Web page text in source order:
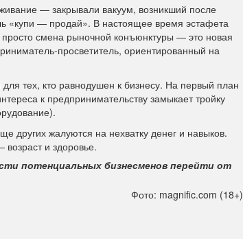
— закрывали вакуум, возникший после
«купи — продай». В настоящее время эстафета
смена рыночной конъюнктуры — это новая
просветитель, ориентированный на
тех, кто равнодушен к бизнесу. На первый план
к предпринимательству замыкает тройку
других жалуются на нехватку денег и навыков.
и здоровье.
потенциальных бизнесменов перейти от
Фото: magnific.com (18+)